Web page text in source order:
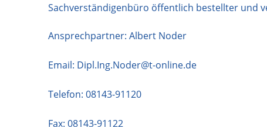
Sachverständigenbüro öffentlich bestellter und
Ansprechpartner: Albert Noder
Email: Dipl.Ing.Noder@t-online.de
Telefon: 08143-91120
Fax: 08143-91122